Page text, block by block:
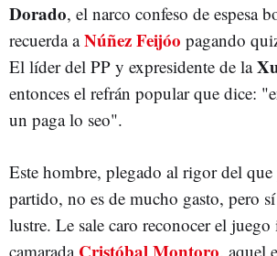
Dorado, el narco confeso de espesa
recuerda aNúñez Feijóo pagando
El líder del PP y expresidente de la
entonces el refrán popular que dice:
un paga lo seo".
Este hombre, plegado al rigor del que
partido, no es de mucho gasto, pero
lustre. Le sale caro reconocer el
camarada Cristóbal Montoro, aquel